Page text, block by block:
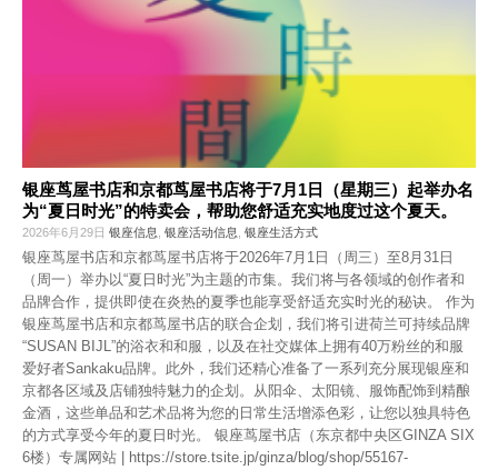
银座茑屋书店和京都茑屋书店将于7月1日（星期三）起举办名
为“夏日时光”的特卖会，帮助您舒适充实地度过这个夏天。
2026年6月29日 银座信息 银座活动信息 银座生活方式
银座茑屋书店和京都茑屋书店将于2026年7月1日（周三）至8月31日
（周一）举办以“夏日时光”为主题的市集。我们将与各领域的创作者和
品牌合作，提供即使在炎热的夏季也能享受舒适充实时光的秘诀。 作为
银座茑屋书店和京都茑屋书店的联合企划，我们将引进荷兰可持续品牌
“SUSAN BIJL”的浴衣和和服，以及在社交媒体上拥有40万粉丝的和服
爱好者Sankaku品牌。此外，我们还精心准备了一系列充分展现银座和
京都各区域及店铺独特魅力的企划。从阳伞、太阳镜、服饰配饰到精酿
金酒，这些单品和艺术品将为您的日常生活增添色彩，让您以独具特色
的方式享受今年的夏日时光。 银座茑屋书店（东京都中央区GINZA SIX
6楼）专属网站 | https://store.tsite.jp/ginza/blog/shop/55167-